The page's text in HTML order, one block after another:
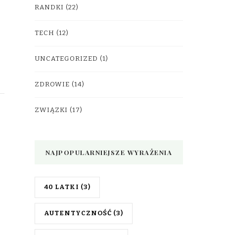
RANDKI (22)
TECH (12)
UNCATEGORIZED (1)
ZDROWIE (14)
ZWIĄZKI (17)
NAJPOPULARNIEJSZE WYRAŻENIA
40 LATKI (3)
AUTENTYCZNOŚĆ (3)